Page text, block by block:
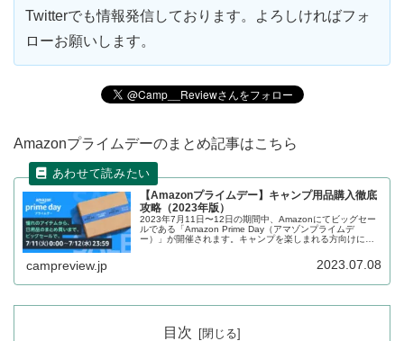
Twitterでも情報発信しております。よろしければフォ
ローお願いします。
Amazonプライムデーのまとめ記事はこちら
【Amazonプライムデー】キャンプ用品購入徹底
攻略（2023年版）
2023年7月11日〜12日の期間中、Amazonにてビッグセー
ルである「Amazon Prime Day（アマゾンプライムデ
ー）」が開催されます。キャンプを楽しまれる方向けにセ
campreview.jp 2023.07.08
目次